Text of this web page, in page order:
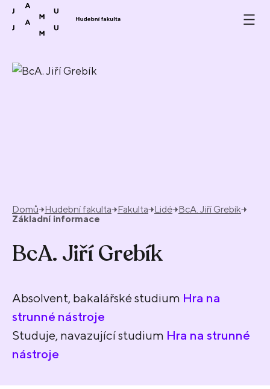
Přeskočit na obsah
Domů Hudební fakulta Fakulta Lidé BcA. Jiří Grebík
Základní informace
BcA. Jiří Grebík
Absolvent, bakalářské studium Hra na
strunné nástroje
Studuje, navazující studium Hra na strunné
nástroje